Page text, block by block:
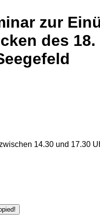
zur
des
14.30 und 17.30